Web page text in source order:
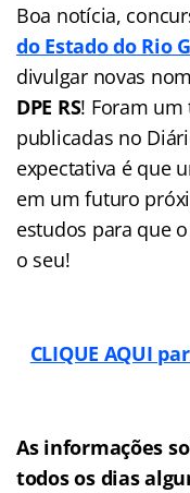
Boa notícia,
do Estado do Rio
divulgar novas
DPE RS! Foram um
publicadas no
expectativa é que
em um futuro
estudos para que
o seu!
CLIQUE AQUI
As informações
todos os dias